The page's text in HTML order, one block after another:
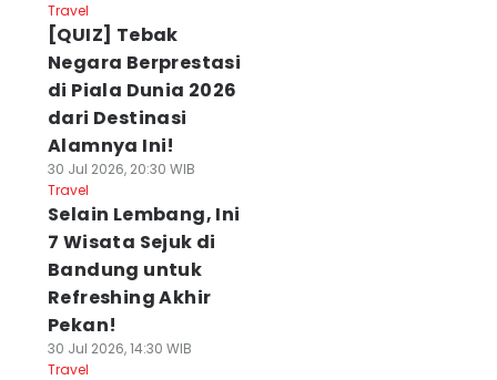
Travel
[QUIZ] Tebak
Negara Berprestasi
di Piala Dunia 2026
dari Destinasi
Alamnya Ini!
30 Jul 2026, 20:30 WIB
Travel
Selain Lembang, Ini
7 Wisata Sejuk di
Bandung untuk
Refreshing Akhir
Pekan!
30 Jul 2026, 14:30 WIB
Travel